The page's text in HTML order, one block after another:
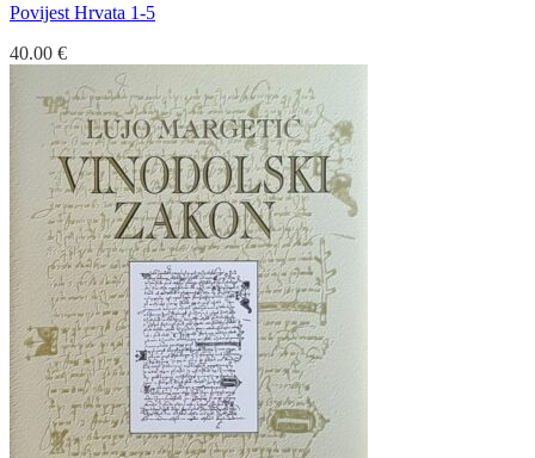
Povijest Hrvata 1-5
40.00 €